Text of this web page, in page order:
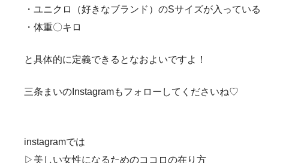
・ユニクロ（好きなブランド）のSサイズが入っている
・体重〇キロ
と具体的に定義できるとなおよいですよ！
三条まいのInstagramもフォローしてくださいね♡
instagramでは
▷美しい女性になるためのココロの在り方